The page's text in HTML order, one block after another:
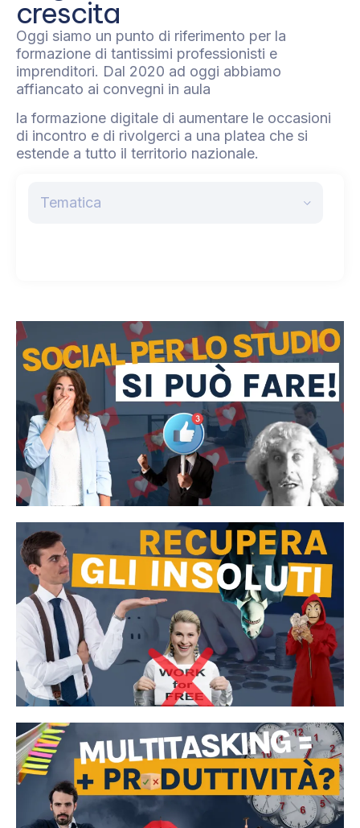
crescita
Oggi siamo un punto di riferimento per la
formazione di tantissimi professionisti e
imprenditori. Dal 2020 ad oggi abbiamo
affiancato ai convegni in aula
la formazione digitale di aumentare le occasioni
di incontro e di rivolgerci a una platea che si
estende a tutto il territorio nazionale.
Tematica